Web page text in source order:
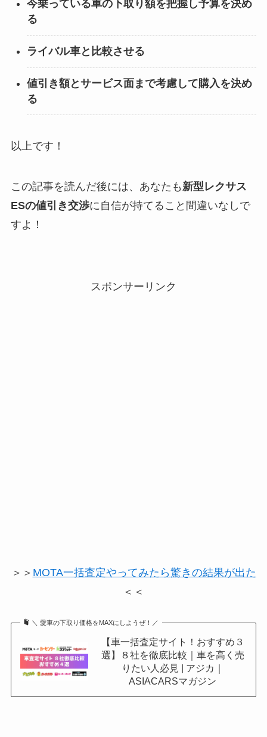
今乗っている車の下取り額を把握し予算を決め
る
ライバル車と比較させる
値引き額とサービス面まで考慮して購入を決め
る
以上です！
この記事を読んだ後には、あなたも新型レクサス
ESの値引き交渉に自信が持てること間違いなしで
すよ！
スポンサーリンク
＞＞ MOTA一括査定やってみたら驚きの結果が出た
＜＜
＼ 愛車の下取り価格をMAXにしようぜ！／
【車一括査定サイト！おすすめ３
選】８社を徹底比較｜車を高く売
りたい人必見 | アジカ｜
ASIACARSマガジン